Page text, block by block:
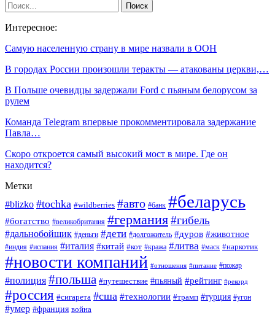
Интересное:
Самую населенную страну в мире назвали в ООН
В городах России произошли теракты — атакованы церкви,…
В Польше очевидцы задержали Ford c пьяным белорусом за
рулем
Команда Telegram впервые прокомментировала задержание
Павла…
Скоро откроется самый высокий мост в мире. Где он
находится?
Метки
#blizko #tochka #wildberries #авто #банк #беларусь
#богатство #великобритания #германия#гибель
#дальнобойщик #деньги #дети #долгожитель #дуров #животное
#индия #испания #италия #китай #кот #кража #литва #маск #наркотик
#новости компаний #отношения #питание #пожар
#полиция #польша #путешествие #пьяный #рейтинг #рекорд
#россия #сигарета #сша #технологии #трамп #турция #угон
#умер #франция война